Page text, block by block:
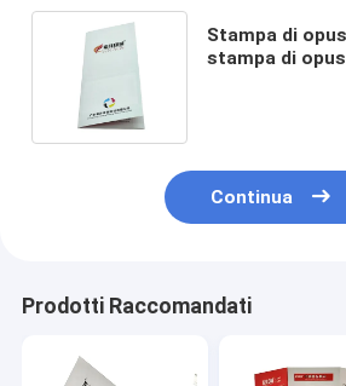
Stampa di
stampa di
Continua
Prodotti Raccomandati